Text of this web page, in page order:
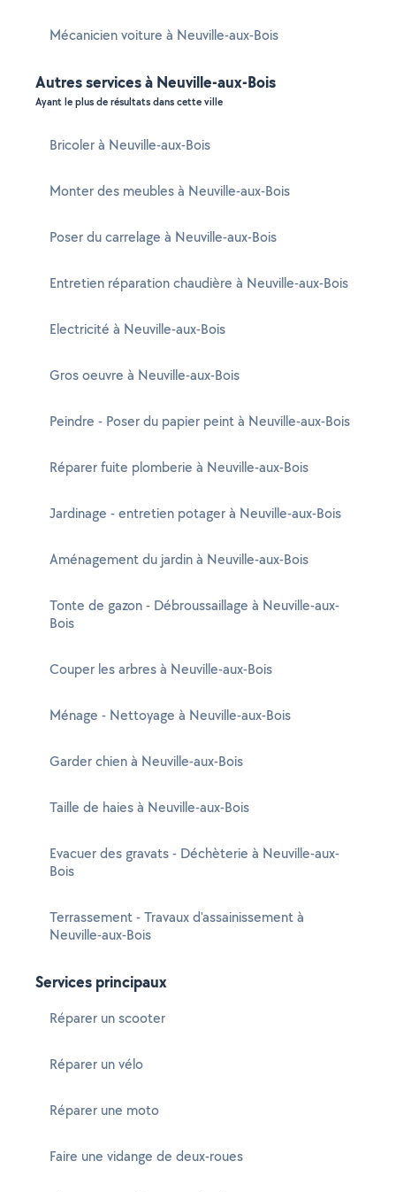
Mécanicien voiture à Neuville-aux-Bois
Autres services à Neuville-aux-Bois
Ayant le plus de résultats dans cette ville
Bricoler à Neuville-aux-Bois
Monter des meubles à Neuville-aux-Bois
Poser du carrelage à Neuville-aux-Bois
Entretien réparation chaudière à Neuville-aux-Bois
Electricité à Neuville-aux-Bois
Gros oeuvre à Neuville-aux-Bois
Peindre - Poser du papier peint à Neuville-aux-Bois
Réparer fuite plomberie à Neuville-aux-Bois
Jardinage - entretien potager à Neuville-aux-Bois
Aménagement du jardin à Neuville-aux-Bois
Tonte de gazon - Débroussaillage à Neuville-aux-
Bois
Couper les arbres à Neuville-aux-Bois
Ménage - Nettoyage à Neuville-aux-Bois
Garder chien à Neuville-aux-Bois
Taille de haies à Neuville-aux-Bois
Evacuer des gravats - Déchèterie à Neuville-aux-
Bois
Terrassement - Travaux d'assainissement à
Neuville-aux-Bois
Services principaux
Réparer un scooter
Réparer un vélo
Réparer une moto
Faire une vidange de deux-roues